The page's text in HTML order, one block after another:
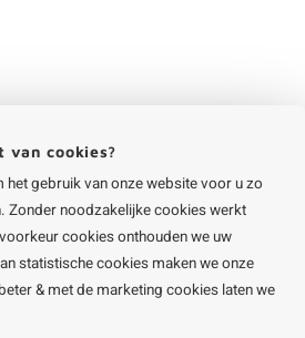
van cookies?
gebruik van onze website voor u zo
Zonder noodzakelijke cookies werkt
cookies onthouden we uw
statistische cookies maken we onze
& met de marketing cookies laten we